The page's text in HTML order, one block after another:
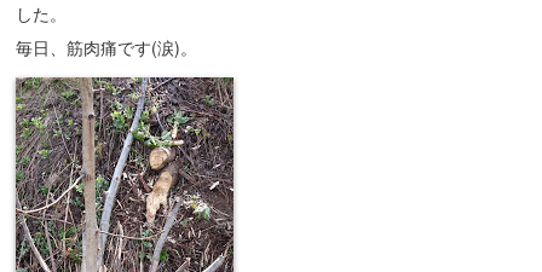
した。
毎日、筋肉痛です(涙)。